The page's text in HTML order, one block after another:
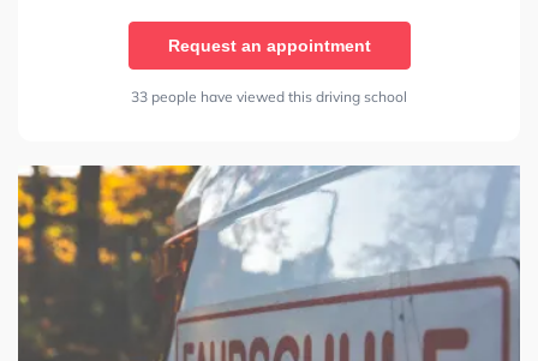
Request an appointment
33 people have viewed this driving school